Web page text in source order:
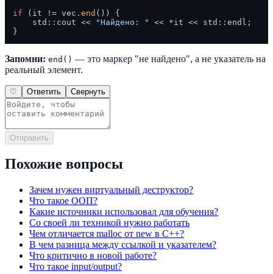
if (it != vec. end ()) {
    std::cout <<
"Найдено: "
<< *it << std::endl;
Запомни: end() — это маркер "не найдено", а не указатель на
реальный элемент.
♡ Ответить Свернуть
Отправить
Похожие вопросы
Зачем нужен виртуальный деструктор?
Что такое ООП?
Какие источники использовал для обучения?
Со своей ли техникой нужно работать
Чем отличается malloc от new в C++?
В чем разница между ссылкой и указателем?
Что критично в новой работе?
Что такое input/output?